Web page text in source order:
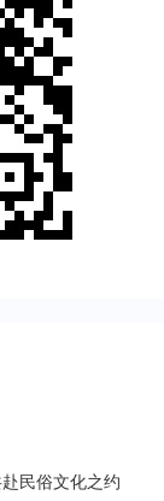
民俗文化之约